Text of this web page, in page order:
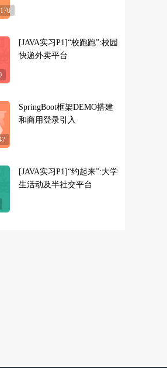
[JAVA实习P1]“校跑跑”:校园
快递外卖平台
SpringBoot框架DEMO搭建
和商用登录引入
[JAVA实习P1]“约起来”:大学
生活动及半社交平台